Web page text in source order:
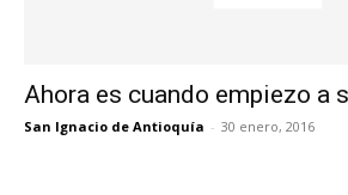
Ahora es cuando empiezo a
San Ignacio de Antioquía - 30 enero, 2016